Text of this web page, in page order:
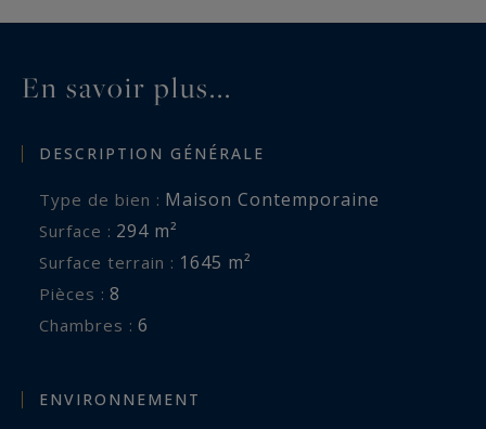
proximité avec la Croisette et les plages.
Côte d’Azur Sotheby’s International Realty
Pour plus d’informations ou organiser une visite
International Realty, votre expert en immobilier
de prestige à Cannes.
En savoir plus...
DESCRIPTION GÉNÉRALE
Type de bien : Maison Contemporaine
Surface : 294 m²
Surface terrain : 1645 m²
Pièces : 8
Chambres : 6
ENVIRONNEMENT